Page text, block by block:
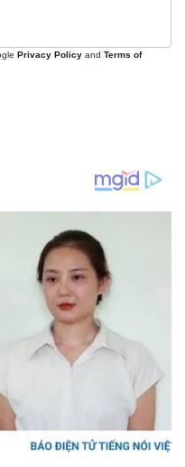
Việt Nam
Privacy Policy and Terms of